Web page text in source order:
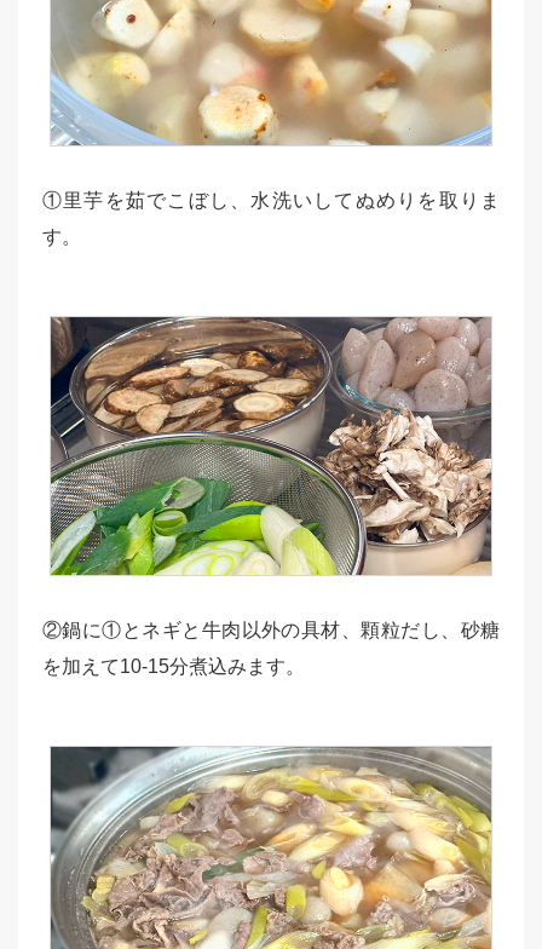
①里芋を茹でこぼし、水洗いしてぬめりを取りま
す。
②鍋に①とネギと牛肉以外の具材、顆粒だし、砂糖
を加えて10-15分煮込みます。